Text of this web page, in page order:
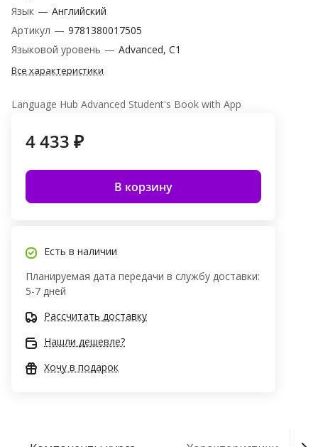
Язык — Английский
Артикул — 9781380017505
Языковой уровень — Advanced, C1
Все характеристики
Language Hub Advanced Student's Book with App
4 433 ₽
В корзину
Есть в наличии
Планируемая дата передачи в службу доставки:
5-7 дней
Рассчитать доставку
Нашли дешевле?
Хочу в подарок